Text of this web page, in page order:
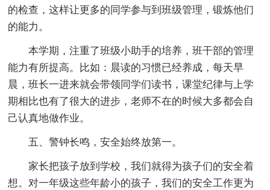
的检查，这样让更多的同学参与到班级管理，锻炼他们
的能力。
本学期，注重了班级小助手的培养，班干部的管理
能力有所提高。比如：晨读的习惯已经养成，每天早
晨，班长一进来就会带领同学们读书，课堂纪律与上学
期相比也有了很大的进步，老师不在的时候大多都会自
己认真地做作业。
五、警钟长鸣，安全始终放第一。
家长把孩子放到学校，我们就得为孩子们的安全着
想。对一年级这些年龄小的孩子，我们的安全工作更为